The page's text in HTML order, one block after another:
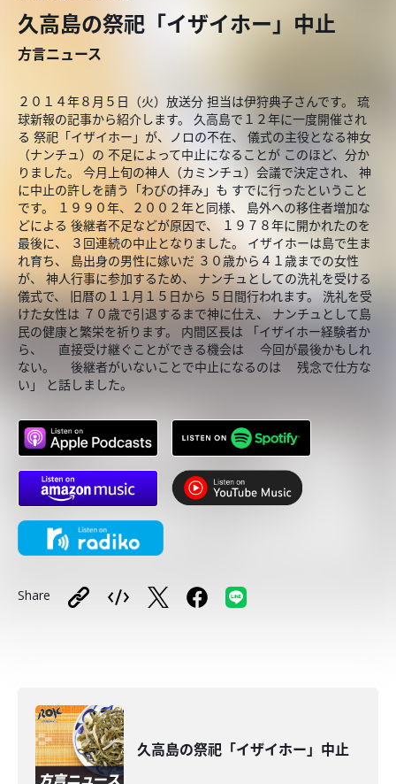
久高島の祭祀「イザイホー」中止
方言ニュース
２０１４年８月５日（火）放送分 担当は伊狩典子さんです。 琉
球新報の記事から紹介します。 久高島で１２年に一度開催され
る 祭祀「イザイホー」が、ノロの不在、 儀式の主役となる神女
（ナンチュ）の 不足によって中止になることが このほど、分か
りました。 今月上旬の神人（カミンチュ）会議で決定され、 神
に中止の許しを請う「わびの拝み」も すでに行ったということ
です。 １９９０年、２００２年と同様、 島外への移住者増加な
どによる 後継者不足などが原因で、 １９７８年に開かれたのを
最後に、 ３回連続の中止となりました。 イザイホーは島で生ま
れ育ち、 島出身の男性に嫁いだ ３０歳から４１歳までの女性
が、 神人行事に参加するため、 ナンチュとしての洗礼を受ける
儀式で、 旧暦の１１月１５日から ５日間行われます。 洗礼を受
けた女性は ７０歳で引退するまで神に仕え、 ナンチュとして島
民の健康と繁栄を祈ります。 内間区長は 「イザイホー経験者か
ら、 直接受け継ぐことができる機会は 今回が最後かもしれ
ない。 後継者がいないことで中止になるのは 残念で仕方な
い」 と話しました。
Share
久高島の祭祀「イザイホー」中止